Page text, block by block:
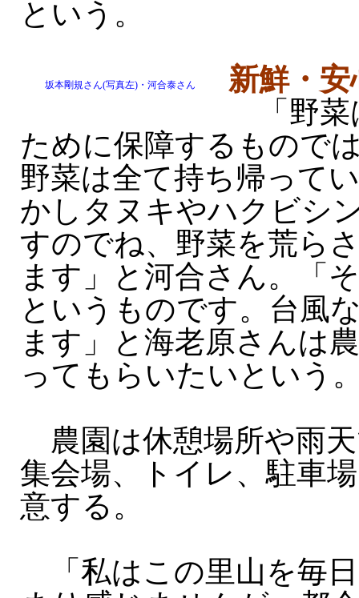
という。
坂本剛規さん(写真左)・河合泰さん
新鮮・
「野菜
ために保障するもので
野菜は全て持ち帰って
かしタヌキやハクビシ
すのでね、野菜を荒ら
ます」と河合さん。「
というものです。台風
ます」と海老原さんは
ってもらいたいという
農園は休憩場所や雨
集会場、トイレ、駐車
意する。
「私はこの里山を毎